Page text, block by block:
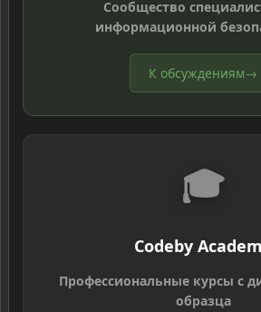
Сообщество
информационной
К обсуждениям→
🎓
Codeby
Профессиональные курсы с
образца